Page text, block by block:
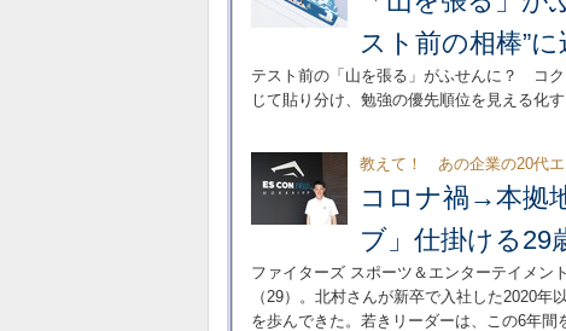
スト前の相棒”
テスト前の「山を張る」がふせんに？ コ
じて貼り分け、勉強の優先順位を見える化す
教えて！ あの企業の20代エ
コロナ禍→本拠
ブ」仕掛ける29
ファイターズ スポーツ＆エンターテイメン
（29）。北村さんが新卒で入社した2020
を歩んできた。若きリーダーは、この6年間